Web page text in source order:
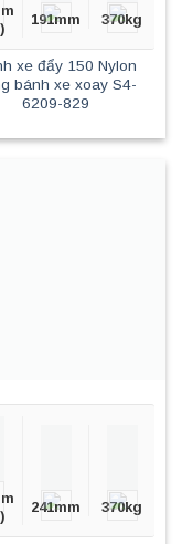
191mm 370kg
xe đẩy 150 Nylon
bánh xe xoay S4-
6209-829
241mm 370kg